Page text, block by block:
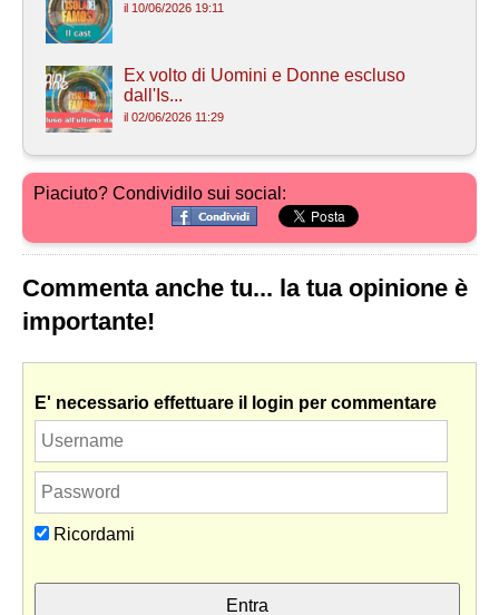
il 10/06/2026 19:11
Ex volto di Uomini e Donne escluso
dall'Is...
il 02/06/2026 11:29
Piaciuto? Condividilo sui social:
Commenta anche tu... la tua opinione è
importante!
E' necessario effettuare il login per commentare
Ricordami